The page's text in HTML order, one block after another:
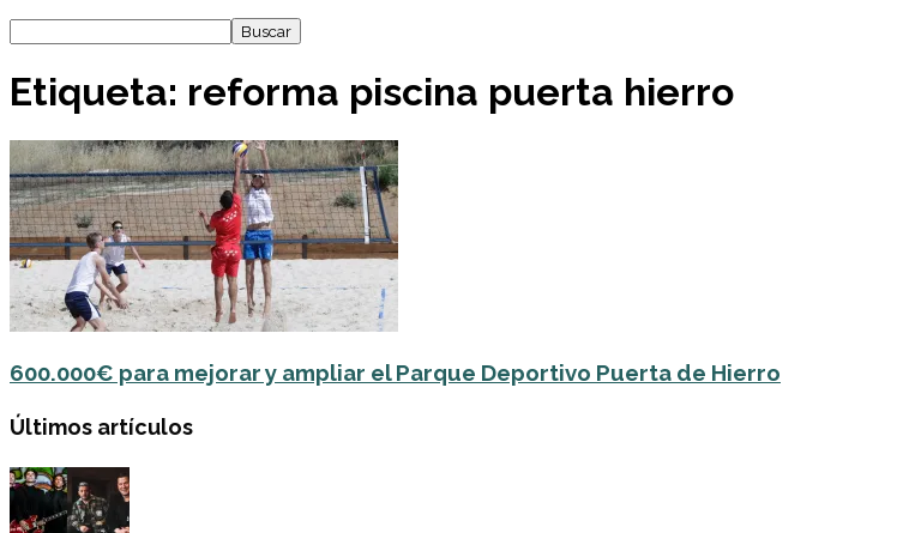
Etiqueta: reforma piscina puerta hierro
600.000€ para mejorar y ampliar el Parque Deportivo Puerta de Hierro
Últimos artículos